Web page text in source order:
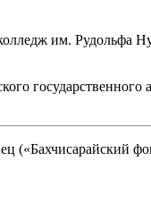
им. Рудольфа
государственного
(«Бахчисарайский